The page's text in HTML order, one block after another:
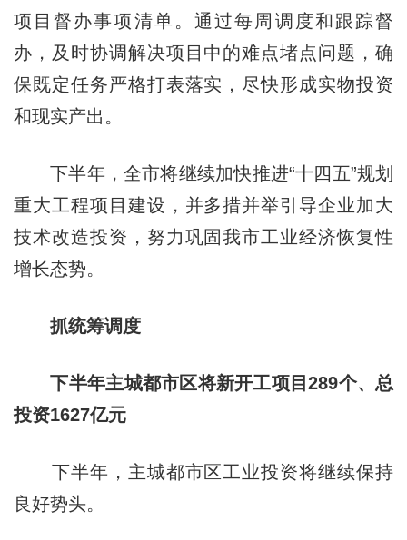
项目督办事项清单。通过每周调度和跟踪督
办，及时协调解决项目中的难点堵点问题，确
保既定任务严格打表落实，尽快形成实物投资
和现实产出。
下半年，全市将继续加快推进“十四五”规划
重大工程项目建设，并多措并举引导企业加大
技术改造投资，努力巩固我市工业经济恢复性
增长态势。
抓统筹调度
下半年主城都市区将新开工项目289个、总
投资1627亿元
下半年，主城都市区工业投资将继续保持
良好势头。